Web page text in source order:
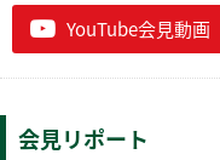
YouTube会見動画
会見リポート